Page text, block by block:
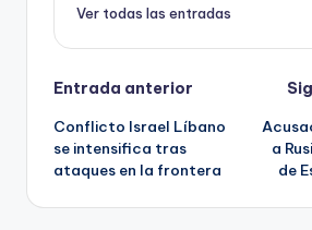
Ver todas las entradas
Navegación
de
entradas
Entrada anterior
Conflicto Israel Líbano
se intensifica tras
ataques en la frontera
a
de